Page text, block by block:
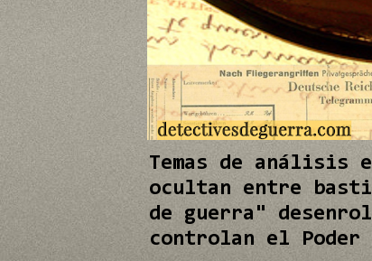
Temas de análisis
ocultan entre
de guerra"
controlan el Poder
I